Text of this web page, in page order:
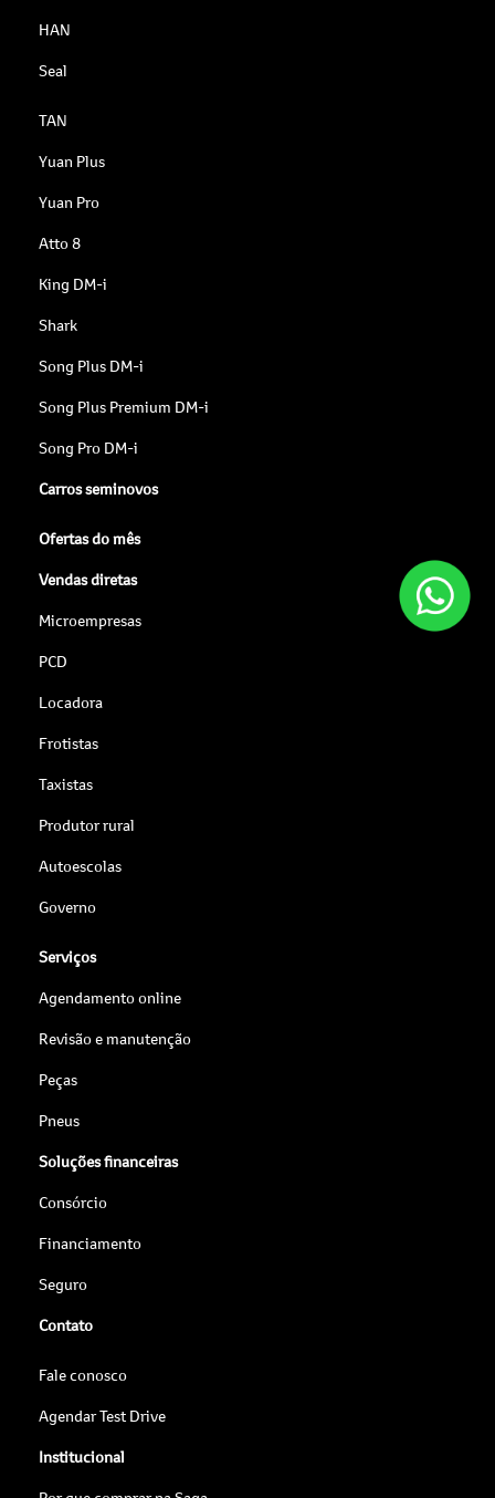
HAN
Seal
TAN
Yuan Plus
Yuan Pro
Atto 8
King DM-i
Shark
Song Plus DM-i
Song Plus Premium DM-i
Song Pro DM-i
Carros seminovos
Ofertas do mês
Vendas diretas
Microempresas
PCD
Locadora
Frotistas
Taxistas
Produtor rural
Autoescolas
Governo
Serviços
Agendamento online
Revisão e manutenção
Peças
Pneus
Soluções financeiras
Consórcio
Financiamento
Seguro
Contato
Fale conosco
Agendar Test Drive
Institucional